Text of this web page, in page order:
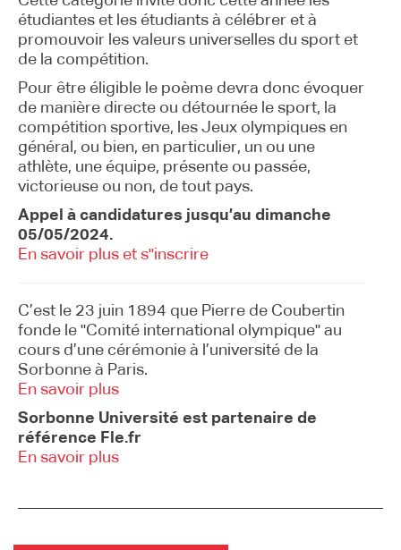
étudiantes et les étudiants à célébrer et à
promouvoir les valeurs universelles du sport et
de la compétition.
Pour être éligible le poème devra donc évoquer
de manière directe ou détournée le sport, la
compétition sportive, les Jeux olympiques en
général, ou bien, en particulier, un ou une
athlète, une équipe, présente ou passée,
victorieuse ou non, de tout pays.
Appel à candidatures jusqu’au dimanche
05/05/2024.
En savoir plus et s"inscrire
C’est le 23 juin 1894 que Pierre de Coubertin
fonde le "Comité international olympique" au
cours d’une cérémonie à l’université de la
Sorbonne à Paris.
En savoir plus
Sorbonne Université est partenaire de
référence Fle.fr
En savoir plus